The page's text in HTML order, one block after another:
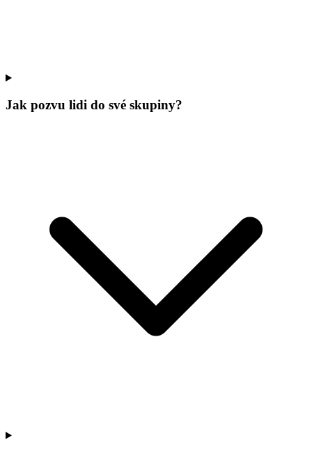
Jak pozvu lidi do své skupiny?